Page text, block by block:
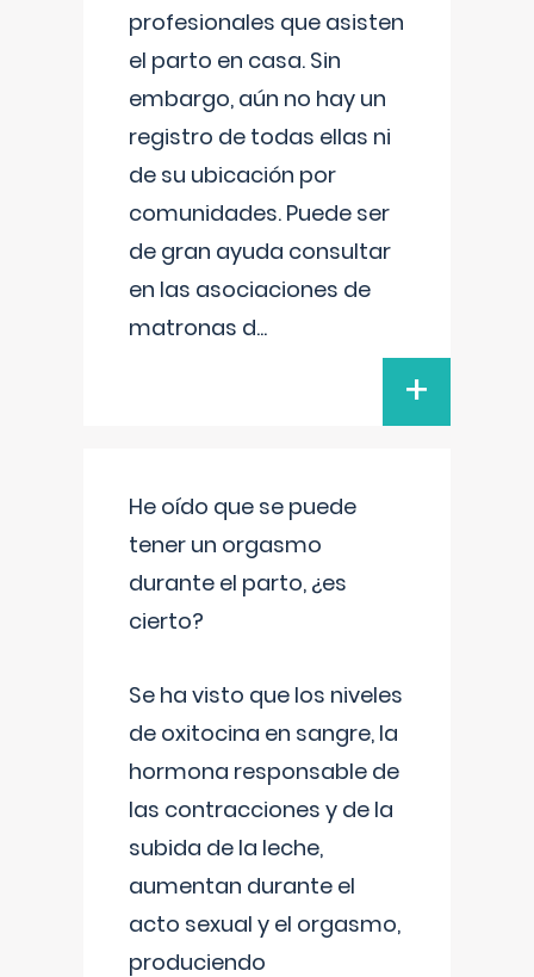
profesionales que asisten
el parto en casa. Sin
embargo, aún no hay un
registro de todas ellas ni
de su ubicación por
comunidades. Puede ser
de gran ayuda consultar
en las asociaciones de
matronas d...
+
He oído que se puede
tener un orgasmo
durante el parto, ¿es
cierto?
Se ha visto que los niveles
de oxitocina en sangre, la
hormona responsable de
las contracciones y de la
subida de la leche,
aumentan durante el
acto sexual y el orgasmo,
produciendo